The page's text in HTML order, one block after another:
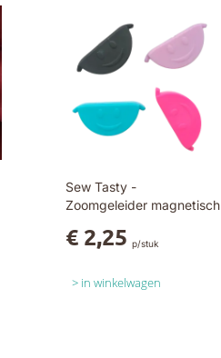
Sew Tasty -
Zoomgeleider magnetisch
€ 2,25 p/stuk
in winkelwagen